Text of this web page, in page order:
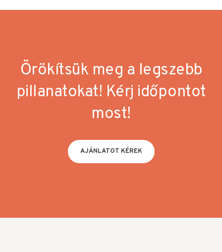
Örökítsük meg a legszebb
pillanatokat! Kérj időpontot
most!
AJÁNLATOT KÉREK